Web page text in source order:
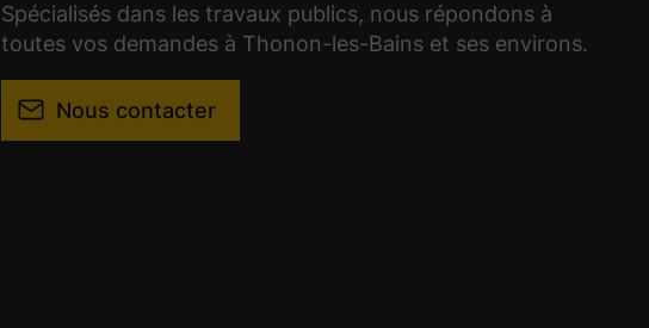
Spécialisés dans les travaux publics, nous répondons à
toutes vos demandes à Thonon-les-Bains et ses environs.
Nous contacter